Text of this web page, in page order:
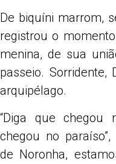
De biquíni marrom,
registrou o
menina, de sua
passeio. Sorridente,
arquipélago.
“Diga que chegou
chegou no paraíso”,
de Noronha,